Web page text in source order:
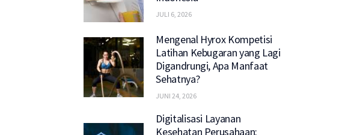
JULI 6, 2026
Mengenal Hyrox Kompetisi
Latihan Kebugaran yang Lagi
Digandrungi, Apa Manfaat
Sehatnya?
JUNI 24, 2026
Digitalisasi Layanan
Kesehatan Perusahaan: